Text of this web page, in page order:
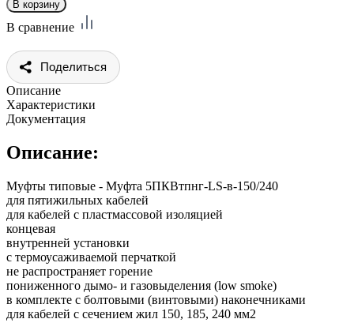
В сравнение
Поделиться
Описание
Характеристики
Документация
Описание:
Муфты типовые - Муфта 5ПКВтпнг-LS-в-150/240
для пятижильных кабелей
для кабелей с пластмассовой изоляцией
концевая
внутренней установки
с термоусаживаемой перчаткой
не распространяет горение
пониженного дымо- и газовыделения (low smoke)
в комплекте с болтовыми (винтовыми) наконечниками
для кабелей с сечением жил 150, 185, 240 мм2